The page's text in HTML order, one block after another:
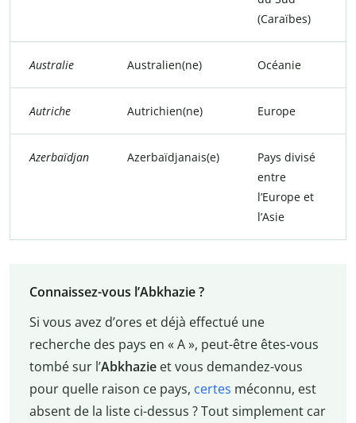
(Caraïbes)
Australie Australien(ne) Océanie
Autriche Autrichien(ne) Europe
Azerbaïdjan Azerbaïdjanais(e)
Pays divisé
entre
l’Europe et
l’Asie
Connaissez-vous l’Abkhazie ?
Si vous avez d’ores et déjà effectué une
recherche des pays en « A », peut-être êtes-vous
tombé sur l’Abkhazieet vous demandez-vous
pour quelle raison ce pays, certes méconnu, est
absent de la liste ci-dessus ? Tout simplement car